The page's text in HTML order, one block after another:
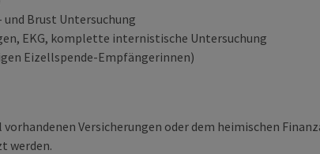
Brust Untersuchung
EKG, komplette internistische Untersuchung
Eizellspende-Empfängerinnen)
Versicherungen oder dem heimischen
werden.